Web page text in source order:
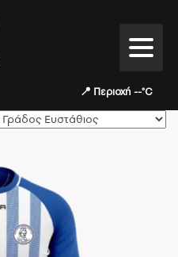
📍 Περιοχή --°C